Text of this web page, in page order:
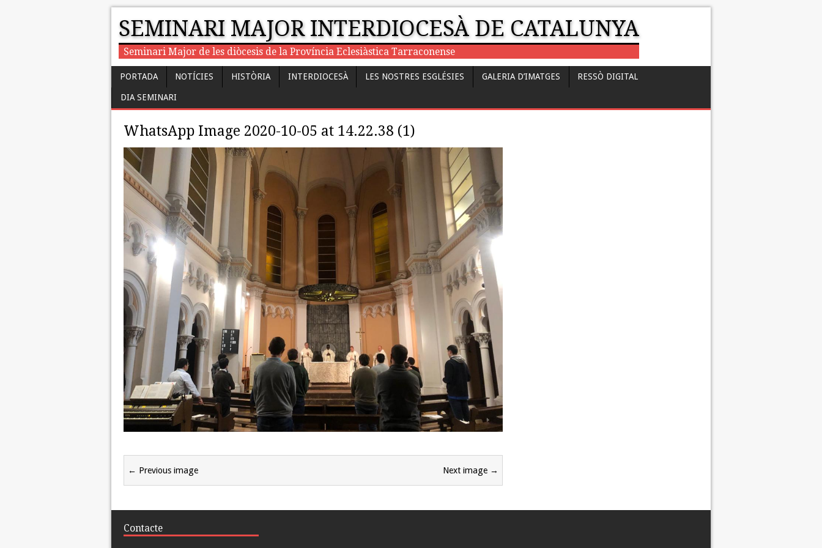
SEMINARI MAJOR INTERDIOCESÀ DE CATALUNYA
Seminari Major de les diòcesis de la Província Eclesiàstica Tarraconense
PORTADA NOTÍCIES HISTÒRIA INTERDIOCESÀ LES NOSTRES ESGLÉSIES GALERIA D’IMATGES RESSÒ DIGITAL
DIA SEMINARI
WhatsApp Image 2020-10-05 at 14.22.38 (1)
← Previous image Next image →
Contacte